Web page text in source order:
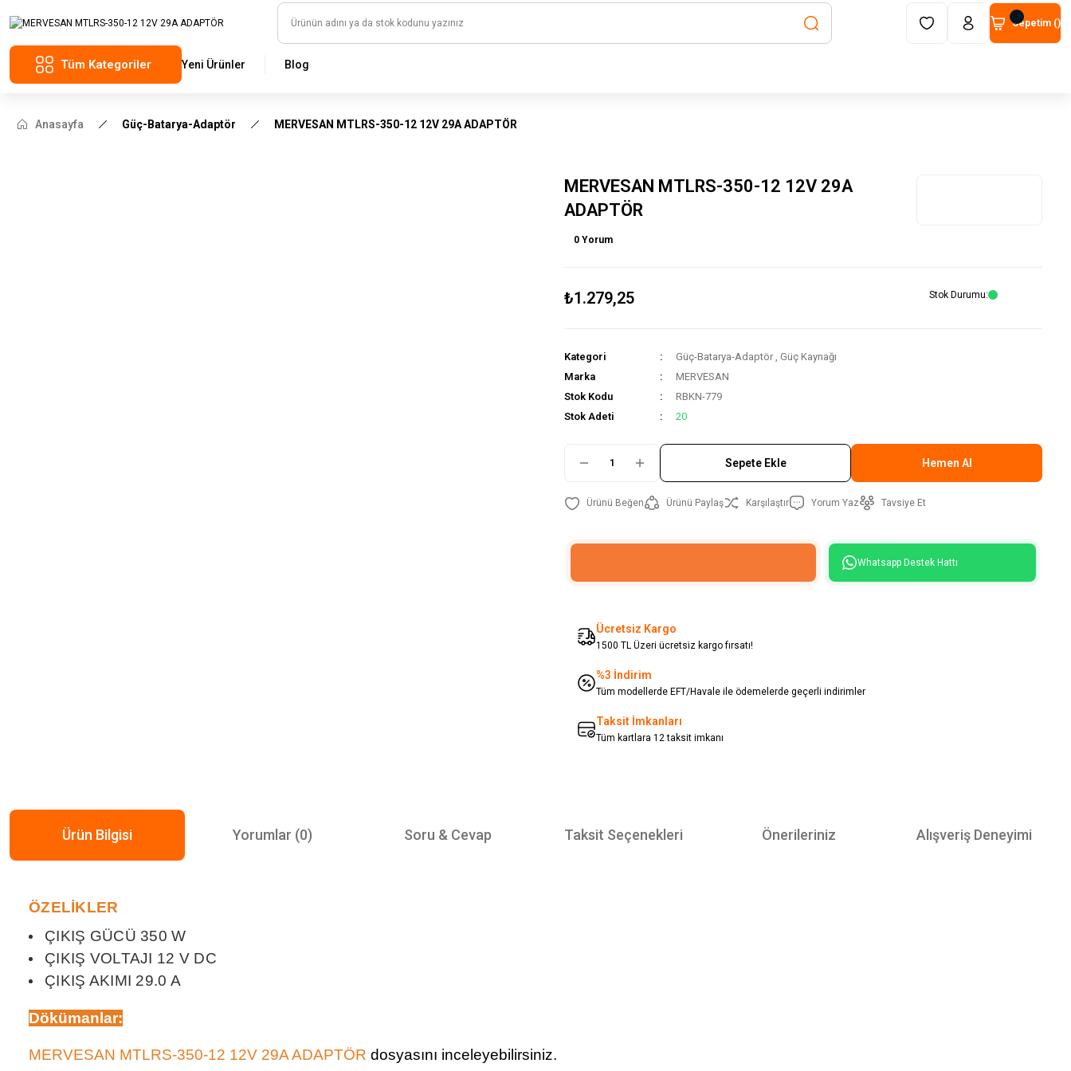
HAYAL ET - TASARLA - ÇALIŞTIR
Sepetim ()
Tüm Kategoriler Yeni Ürünler Blog
Anasayfa Güç-Batarya-Adaptör MERVESAN MTLRS-350-12 12V 29A ADAPTÖR
MERVESAN MTLRS-350-12 12V 29A
ADAPTÖR
0 Yorum
₺1.279,25 Stok Durumu
Kategori Güç-Batarya-Adaptör , Güç Kaynağı
Marka
MERVESAN
Stok Kodu
RBKN-779
Stok Adeti
20
Sepete Ekle Hemen Al
Ürünü Paylaş Karşılaştır Yorum Yaz Tavsiye Et
Whatsapp Destek Hattı
Ücretsiz Kargo
1500 TL Üzeri ücretsiz kargo fırsatı!
%3 İndirim
Tüm modellerde EFT/Havale ile ödemelerde geçerli indirimler
Taksit İmkanları
Tüm kartlara 12 taksit imkanı
Ürün Bilgisi Yorumlar (0) Soru & Cevap Taksit Seçenekleri Önerileriniz Alışveriş Deneyimi
ÖZELİKLER
ÇIKIŞ GÜCÜ 350 W
ÇIKIŞ VOLTAJI 12 V DC
ÇIKIŞ AKIMI 29.0 A
Dökümanlar:
MERVESAN MTLRS-350-12 12V 29A ADAPTÖR dosyasını inceleyebilirsiniz.